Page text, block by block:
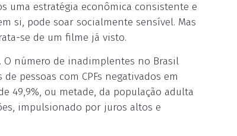
uma estratégia econômica consistente e
si, pode soar socialmente sensível. Mas
se de um filme já visto.
número de inadimplentes no Brasil
pessoas com CPFs negativados em
49,9%, ou metade, da população adulta
impulsionado por juros altos e